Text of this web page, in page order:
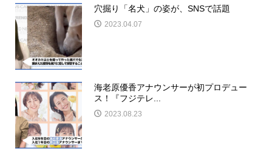
穴掘り「名犬」の姿が、SNSで話題
2023.04.07
海老原優香アナウンサーが初プロデュー
ス！『フジテレ...
2023.08.23